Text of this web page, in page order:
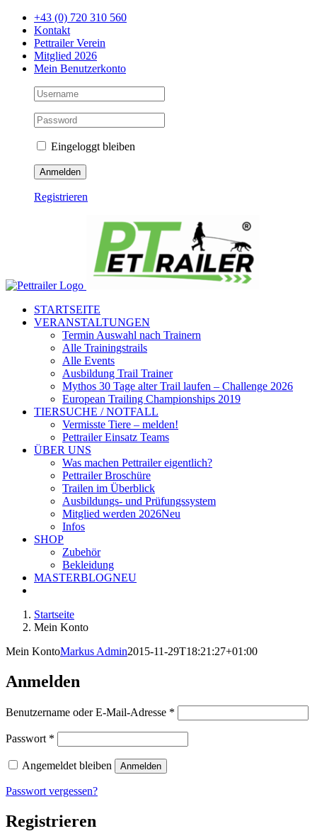
Zum
Inhalt
springen
+43 (0) 720 310 560
Kontakt
Pettrailer Verein
Mitglied 2026
Mein Benutzerkonto
Eingeloggt bleiben
Registrieren
STARTSEITE
VERANSTALTUNGEN
Termin Auswahl nach Trainern
Alle Trainingstrails
Alle Events
Ausbildung Trail Trainer
Mythos 30 Tage alter Trail laufen – Challenge 2026
European Trailing Championships 2019
TIERSUCHE / NOTFALL
Vermisste Tiere – melden!
Pettrailer Einsatz Teams
ÜBER UNS
Was machen Pettrailer eigentlich?
Pettrailer Broschüre
Trailen im Überblick
Ausbildungs- und Prüfungssystem
Mitglied werden 2026Neu
Infos
SHOP
Zubehör
Bekleidung
MASTERBLOGNEU
Startseite
Mein Konto
Mein KontoMarkus Admin2015-11-29T18:21:27+01:00
Anmelden
Benutzername oder E-Mail-Adresse *
Passwort *
Angemeldet bleiben Anmelden
Passwort vergessen?
Registrieren